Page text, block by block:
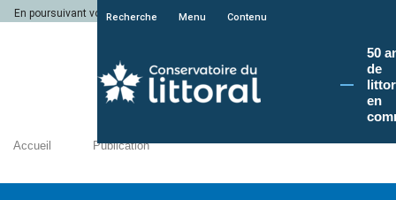
En poursuivant votre navigation sur le site du Conservatoire du littoral, vous
Recherche Menu Contenu
50
de
en
Accueil Publication